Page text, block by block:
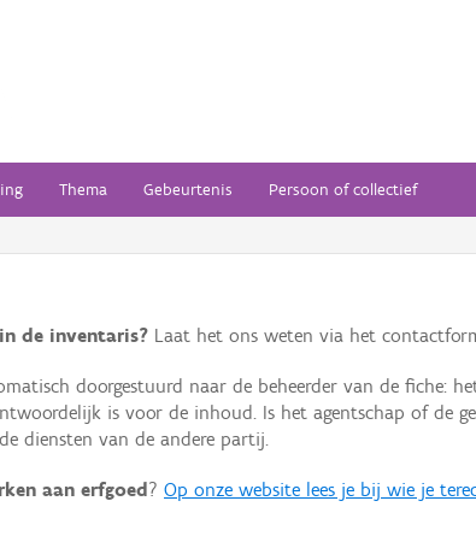
Thema Gebeurtenis Persoon of collectief
de inventaris? Laat het ons weten via het
doorgestuurd naar de beheerder van de fiche:
is voor de inhoud. Is het agentschap of de
diensten van de andere partij.
aan erfgoed ? Op onze website lees je bij wie je